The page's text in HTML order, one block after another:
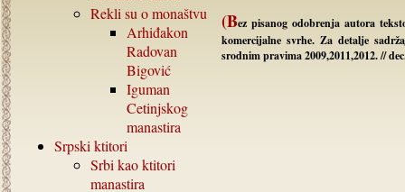
Rekli su o monaštvu
Arhiđakon
Radovan
Bigović
Iguman
Cetinjskog
manastira
Srpski ktitori
Srbi kao ktitori
manastira
(Bez pisanog odobrenja autora
komercijalne svrhe. Za detalje
srodnim pravima 2009,2011,2012. //